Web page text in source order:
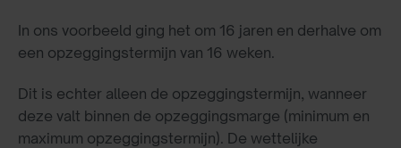
In ons voorbeeld ging het om 16 jaren en derhalve om
een opzeggingstermijn van 16 weken.
Dit is echter alleen de opzeggingstermijn, wanneer
deze valt binnen de opzeggingsmarge (minimum en
maximum opzeggingstermijn). De wettelijke